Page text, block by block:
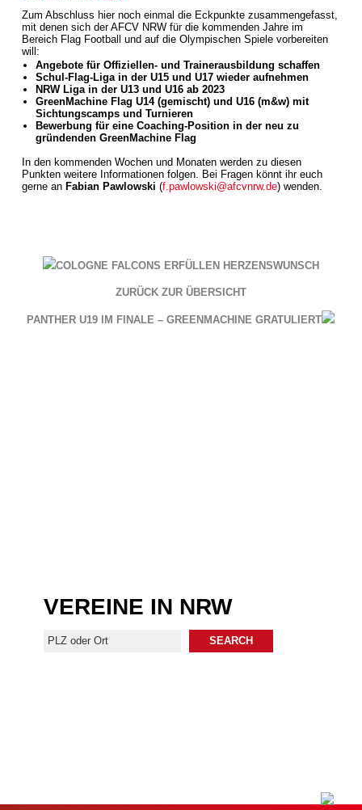
Zum Abschluss hier noch einmal die Eckpunkte zusammengefasst,
mit denen sich der AFCV NRW für die kommenden Jahre im
Bereich Flag Football und auf die Olympischen Spiele vorbereiten
will:
Angebote für Offiziellen- und Trainerausbildung schaffen
Schul-Flag-Liga in der U15 und U17 wieder aufnehmen
NRW Liga in der U13 und U16 ab 2023
GreenMachine Flag U14 (gemischt) und U16 (m&w) mit
Sichtungscamps und Turnieren
Bewerbung für eine Coaching-Position in der neu zu
gründenden GreenMachine Flag
In den kommenden Wochen und Monaten werden zu diesen
Punkten weitere Informationen folgen. Bei Fragen könnt ihr euch
gerne anFabian Pawlowski (f.pawlowski@afcvnrw.de) wenden.
COLOGNE FALCONS ERFÜLLEN HERZENSWUNSCH
ZURÜCK ZUR ÜBERSICHT
PANTHER U19 IM FINALE – GREENMACHINE GRATULIERT
VEREINE IN NRW